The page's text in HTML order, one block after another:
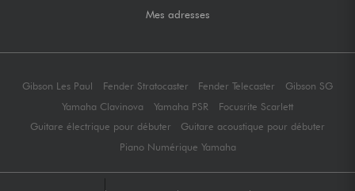
Mes adresses
Gibson Les Paul Fender Stratocaster Fender Telecaster
Gibson SG
Yamaha Clavinova
Yamaha PSR
Focusrite Scarlett
Guitare électrique pour débuter
Guitare acoustique pour débuter
Piano Numérique Yamaha